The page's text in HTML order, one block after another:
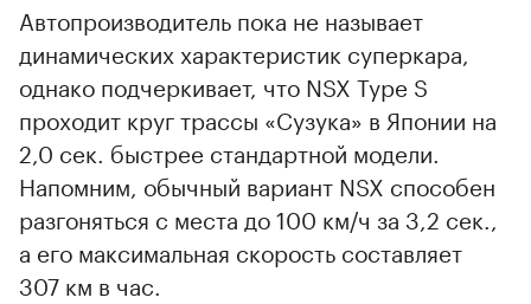
Автопроизводитель пока не называет
динамических характеристик суперкара,
однако подчеркивает, что NSX Type S
проходит круг трассы «Сузука» в Японии на
2,0 сек. быстрее стандартной модели.
Напомним, обычный вариант NSX cпособен
разгоняться с места до 100 км/ч за 3,2 сек.,
а его максимальная скорость составляет
307 км в час.